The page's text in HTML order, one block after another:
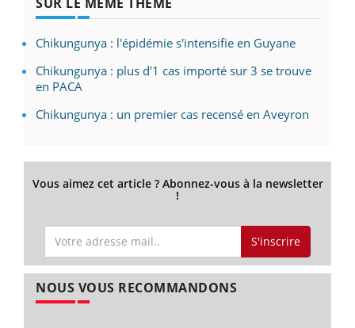
Chikungunya : l'épidémie s'intensifie en Guyane
Chikungunya : plus d'1 cas importé sur 3 se trouve
en PACA
Chikungunya : un premier cas recensé en Aveyron
Vous aimez cet article ? Abonnez-vous à la newsletter
!
S'inscrire
NOUS VOUS RECOMMANDONS